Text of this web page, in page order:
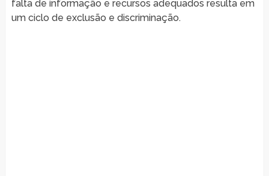
falta de informação e recursos adequados resulta em
um ciclo de exclusão e discriminação.